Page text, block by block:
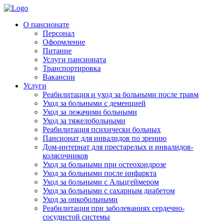
Skip
content
Родительская Усадьба
Пансионат для пожилых людей «Родительская усадьба»
О пансионате
Персонал
Оформление
Питание
Услуги пансионата
Транспортировка
Вакансии
Услуги
Реабилитация и уход за больными после травм
Уход за больными с деменцией
Уход за лежачими больными
Уход за тяжелобольными
Реабилитация психически больных
Пансионат для инвалидов по зрению
Дом-интернат для престарелых и инвалидов-
колясочников
Уход за больными при остеохондрозе
Уход за больными после инфаркта
Уход за больными с Альцгеймером
Уход за больными с сахарным диабетом
Уход за онкобольными
Реабилитация при заболеваниях сердечно-
сосудистой системы